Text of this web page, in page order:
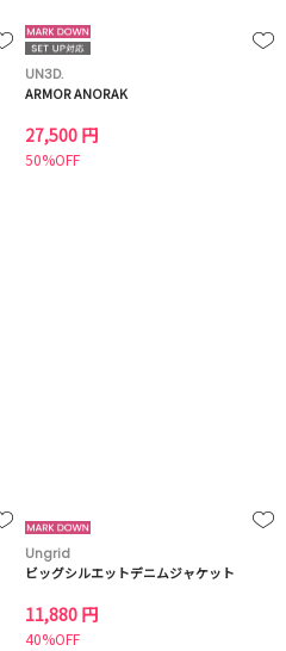
UN3D.
ARMOR ANORAK
27,500 円
50%OFF
Ungrid
ビッグシルエットデニムジャケット
11,880 円
40%OFF